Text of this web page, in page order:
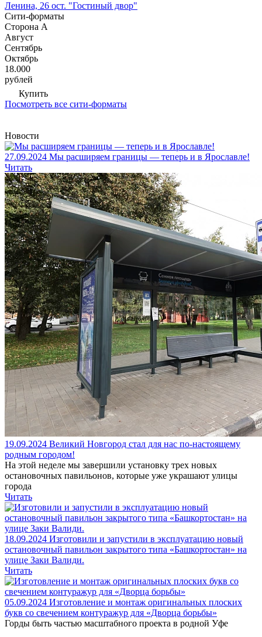
Ленина, 26 ост. "Гостиный двор"
Сити-форматы
Сторона A
Август
Сентябрь
Октябрь
18.000
рублей
Купить
Посмотреть все сити-форматы
Новости
27.09.2024 Мы расширяем границы — теперь и в Ярославле!
Читать
19.09.2024 Великий Новгород стал для нас по-настоящему
родным городом!
На этой неделе мы завершили установку трех новых
остановочных павильонов, которые уже украшают улицы
города
Читать
18.09.2024 Изготовили и запустили в эксплуатацию новый
остановочный павильон закрытого типа «Башкортостан» на
улице Заки Валиди.
Читать
05.09.2024 Изготовление и монтаж оригинальных плоских
букв со свечением контуражур для «Дворца борьбы»
Горды быть частью масштабного проекта в родной Уфе